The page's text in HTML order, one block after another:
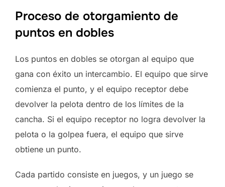
Proceso de otorgamiento de
puntos en dobles
Los puntos en dobles se otorgan al equipo que
gana con éxito un intercambio. El equipo que sirve
comienza el punto, y el equipo receptor debe
devolver la pelota dentro de los límites de la
cancha. Si el equipo receptor no logra devolver la
pelota o la golpea fuera, el equipo que sirve
obtiene un punto.
Cada partido consiste en juegos, y un juego se